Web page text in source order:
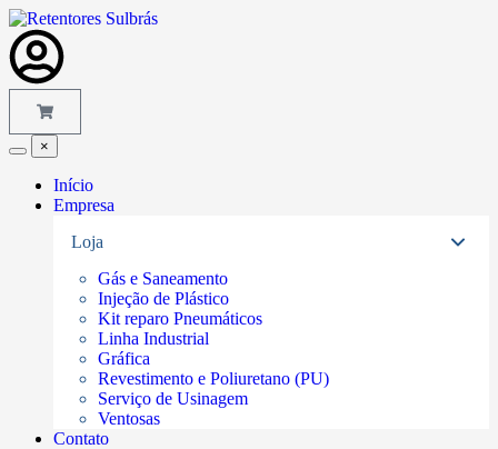
×
Início
Empresa
Loja
Gás e Saneamento
Injeção de Plástico
Kit reparo Pneumáticos
Linha Industrial
Gráfica
Revestimento e Poliuretano (PU)
Serviço de Usinagem
Ventosas
Contato